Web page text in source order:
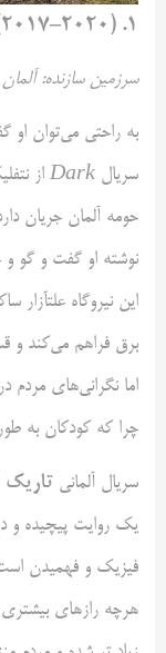
۱. Dark (۲۰۱۷–۲۰۲۰)
سرزمین سازنده: آلمان
به راحتی می‌توان او
سریال Dark از
حومه‌ آلمان جریان
نوشته او گفت و گو
این نیروگاه
برق فراهم می‌کند و
اما نگرانی‌های مردم
چرا که کودکان به
سریال آلمانی تاریک
یک روایت پیچیده و
فیزیک و فهمیدن
هرچه رازهای